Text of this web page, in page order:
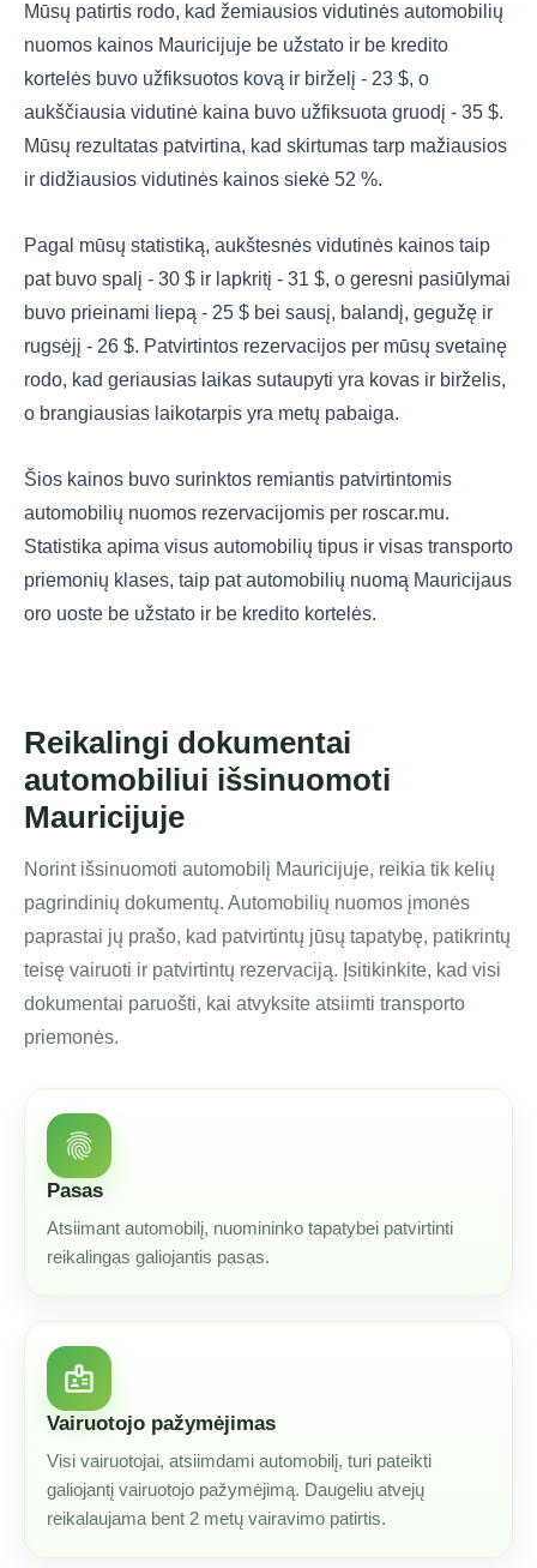
Mūsų patirtis rodo, kad žemiausios vidutinės automobilių
nuomos kainos Mauricijuje be užstato ir be kredito
kortelės buvo užfiksuotos kovą ir birželį - 23 $, o
aukščiausia vidutinė kaina buvo užfiksuota gruodį - 35 $.
Mūsų rezultatas patvirtina, kad skirtumas tarp mažiausios
ir didžiausios vidutinės kainos siekė 52 %.
Pagal mūsų statistiką, aukštesnės vidutinės kainos taip
pat buvo spalį - 30 $ ir lapkritį - 31 $, o geresni pasiūlymai
buvo prieinami liepą - 25 $ bei sausį, balandį, gegužę ir
rugsėjį - 26 $. Patvirtintos rezervacijos per mūsų svetainę
rodo, kad geriausias laikas sutaupyti yra kovas ir birželis,
o brangiausias laikotarpis yra metų pabaiga.
Šios kainos buvo surinktos remiantis patvirtintomis
automobilių nuomos rezervacijomis per roscar.mu.
Statistika apima visus automobilių tipus ir visas transporto
priemonių klases, taip pat automobilių nuomą Mauricijaus
oro uoste be užstato ir be kredito kortelės.
Reikalingi dokumentai
automobiliui išsinuomoti
Mauricijuje
Norint išsinuomoti automobilį Mauricijuje, reikia tik kelių
pagrindinių dokumentų. Automobilių nuomos įmonės
paprastai jų prašo, kad patvirtintų jūsų tapatybę, patikrintų
teisę vairuoti ir patvirtintų rezervaciją. Įsitikinkite, kad visi
dokumentai paruošti, kai atvyksite atsiimti transporto
priemonės.
fingerprint
Pasas
Atsiimant automobilį, nuomininko tapatybei patvirtinti
reikalingas galiojantis pasas.
badge
Vairuotojo pažymėjimas
Visi vairuotojai, atsiimdami automobilį, turi pateikti
galiojantį vairuotojo pažymėjimą. Daugeliu atvejų
reikalaujama bent 2 metų vairavimo patirtis.